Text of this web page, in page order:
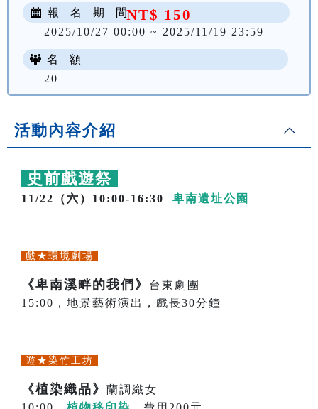
NT$ 150
報 名 期 間
2025/10/27 00:00 ~ 2025/11/19 23:59
名 額
20
活動內容介紹
史前戲遊祭
11/22（六）10:00-16:30 卑南遺址公園
戲★環境劇場
《卑南溪畔的我們》
台東劇團
15:00，地景藝術演出，戲長30分鐘
遊★染竹工坊
《植染織品》 蘭調織女